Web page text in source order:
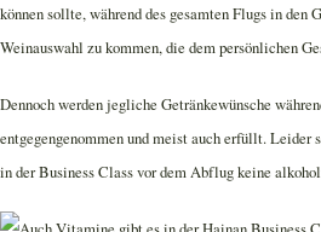
können sollte, während des gesamten Flugs in den
Weinauswahl zu kommen, die dem persönlichen
Dennoch werden jegliche Getränkewünsche
entgegengenommen und meist auch erfüllt.
in der Business Class vor dem Abflug keine